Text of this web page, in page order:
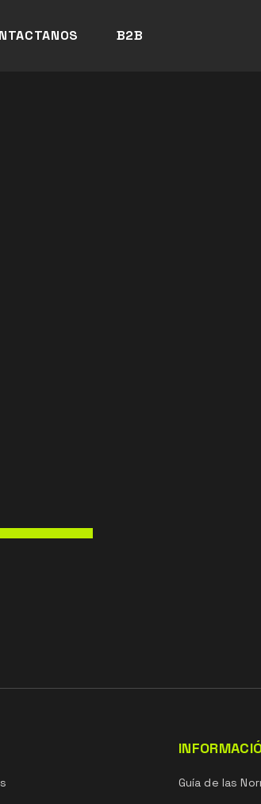
B2B
Guía de las